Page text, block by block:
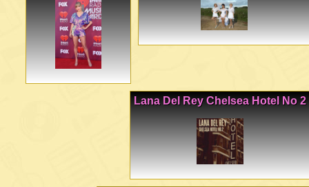
Lana Del Rey Chelsea Hotel No 2